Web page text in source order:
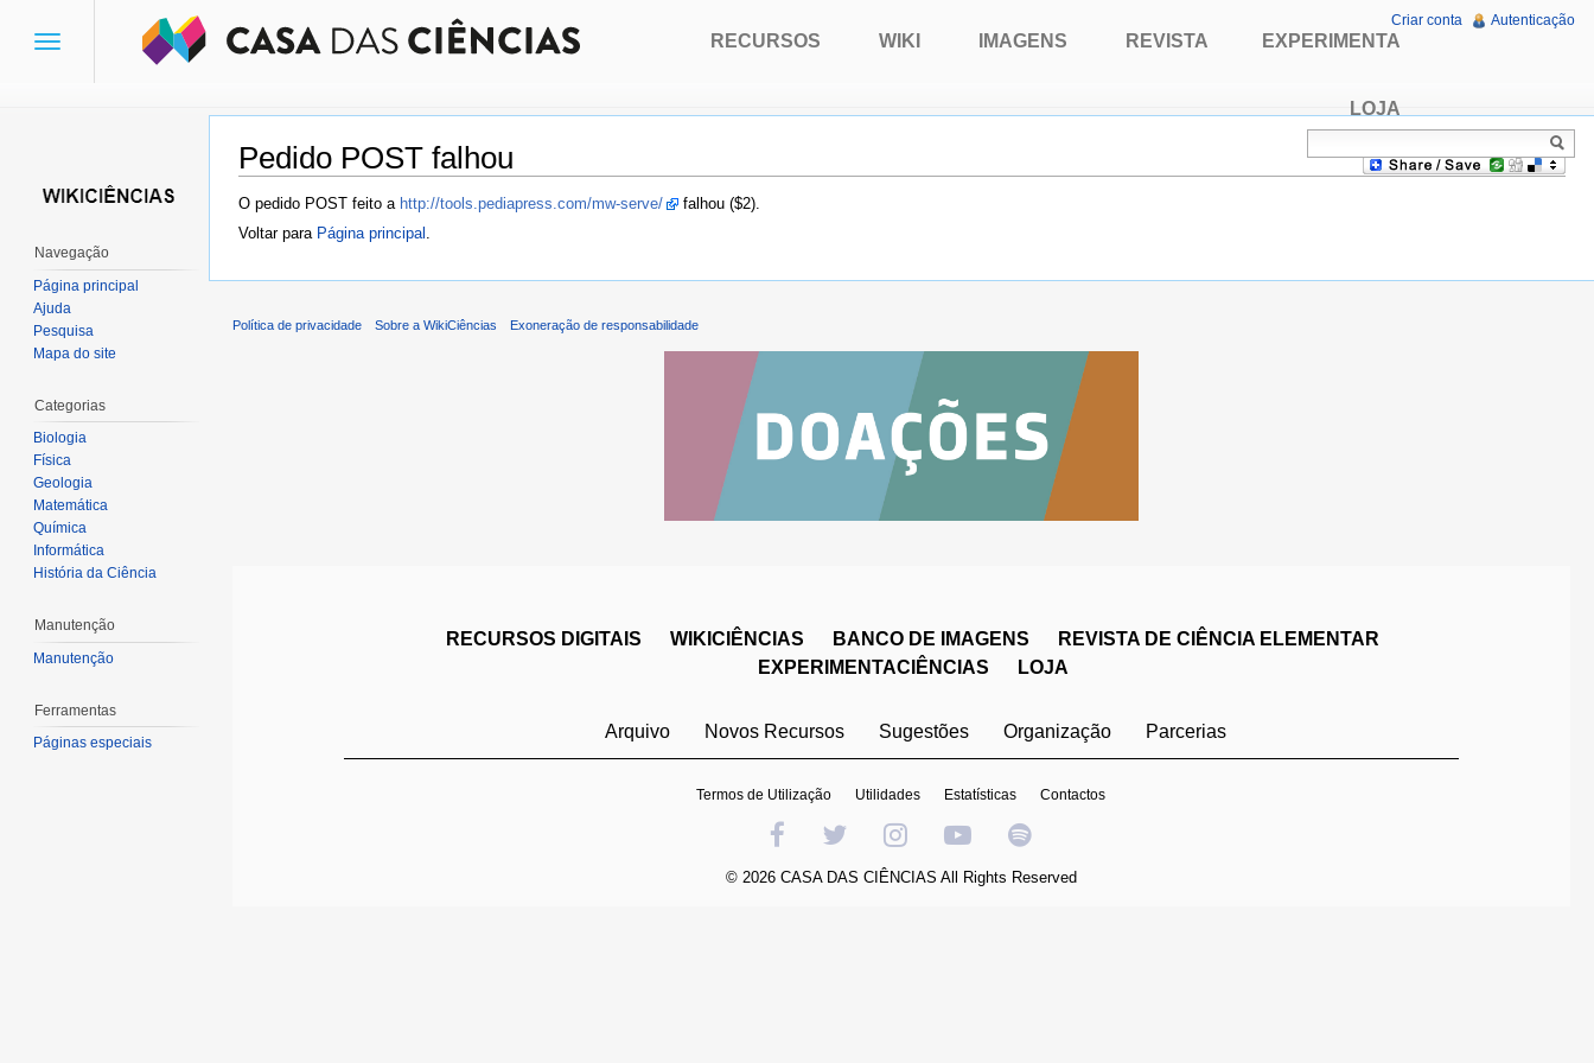
Pedido POST falhou
Ir para:navegação,pesquisa
O pedido POST feito a http://tools.pediapress.com/mw-serve/
falhou ($2).
Voltar para Página principal
Toggle
RECURSOS WIKI IMAGENS REVISTA EXPERIMENTA
LOJA
Criar conta Autenticação
Navegação
Página principal
Ajuda
Pesquisa
Mapa do site
Categorias
Biologia
Física
Geologia
Matemática
Química
Informática
História da Ciência
Manutenção
Manutenção
Ferramentas
Páginas especiais
Política de privacidade Sobre a WikiCiências Exoneração de responsabilidade
RECURSOS DIGITAIS WIKICIÊNCIAS BANCO DE IMAGENS
REVISTA DE CIÊNCIA ELEMENTAR
EXPERIMENTACIÊNCIAS
LOJA
Arquivo Novos Recursos Sugestões Organização Parcerias
Termos de Utilização Utilidades Estatísticas Contactos
© 2026 CASA DAS CIÊNCIAS All Rights Reserved